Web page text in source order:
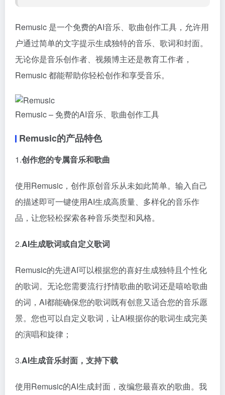
Remusic 是一个免费的AI音乐、歌曲创作工具，允许用
户通过简单的文字提示生成独特的音乐、歌词和封面。
无论你是音乐创作者、视频博主还是教育工作者，
Remusic 都能帮助你轻松创作和享受音乐。
Remusic – 免费的AI音乐、歌曲创作工具
Remusic的产品特色
1.创作您的专属音乐和歌曲
使用Remusic，创作原创音乐从未如此简单。输入自己
的描述即可一键使用AI生成高质量、多样化的音乐作
品，让您轻松探索各种音乐类型和风格。
2.AI生成歌词或自定义歌词
Remusic的先进AI可以根据您的喜好生成独特且个性化
的歌词。无论您需要流行抒情歌曲的歌词还是嘻哈歌曲
的词，AI都能确保您的歌词既有创意又适合您的音乐愿
景。您也可以自定义歌词，让AI根据你的歌词生成完美
的演唱和旋律；
3.AI生成音乐封面，支持下载
使用Remusic的AI生成封面，改编您最喜欢的歌曲。我